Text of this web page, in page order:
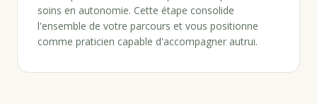
soins en autonomie. Cette étape consolide
l'ensemble de votre parcours et vous positionne
comme praticien capable d'accompagner autrui.